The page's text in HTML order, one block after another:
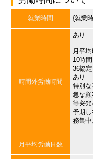
就業時間 {就業
時間外労働時間
あり
月平
10時間
36協
あり
特別
急な
等突発
予期
務集中
月平均労働日数